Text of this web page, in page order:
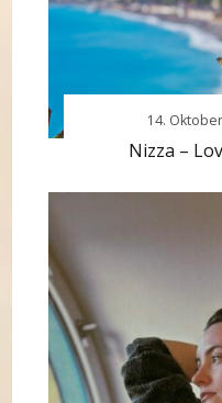
Nizza –
14.